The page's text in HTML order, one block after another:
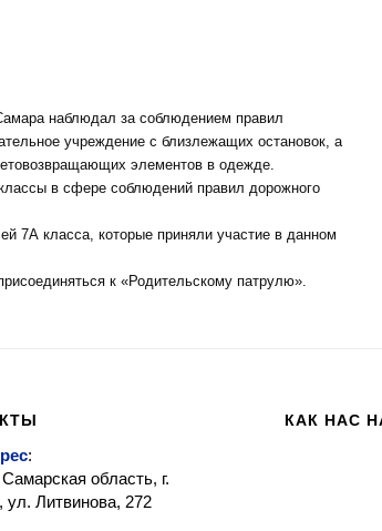
наблюдал за соблюдением правил
учреждение с близлежащих остановок, а
элементов в одежде.
в сфере соблюдений правил дорожного
7А класса, которые приняли участие в данном
к «Родительскому патрулю».
:
область, г.
ул. Литвинова, 272
КАК НАС